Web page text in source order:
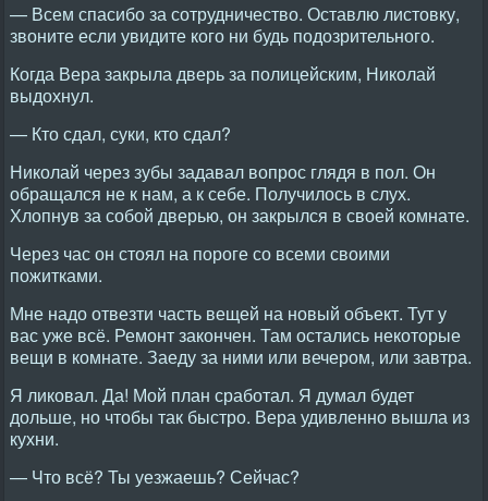
— Всем спасибо за сотрудничество. Оставлю листовку,
звоните если увидите кого ни будь подозрительного.
Когда Вера закрыла дверь за полицейским, Николай
выдохнул.
— Кто сдал, суки, кто сдал?
Николай через зубы задавал вопрос глядя в пол. Он
обращался не к нам, а к себе. Получилось в слух.
Хлопнув за собой дверью, он закрылся в своей комнате.
Через час он стоял на пороге со всеми своими
пожитками.
Мне надо отвезти часть вещей на новый объект. Тут у
вас уже всё. Ремонт закончен. Там остались некоторые
вещи в комнате. Заеду за ними или вечером, или завтра.
Я ликовал. Да! Мой план сработал. Я думал будет
дольше, но чтобы так быстро. Вера удивленно вышла из
кухни.
— Что всё? Ты уезжаешь? Сейчас?